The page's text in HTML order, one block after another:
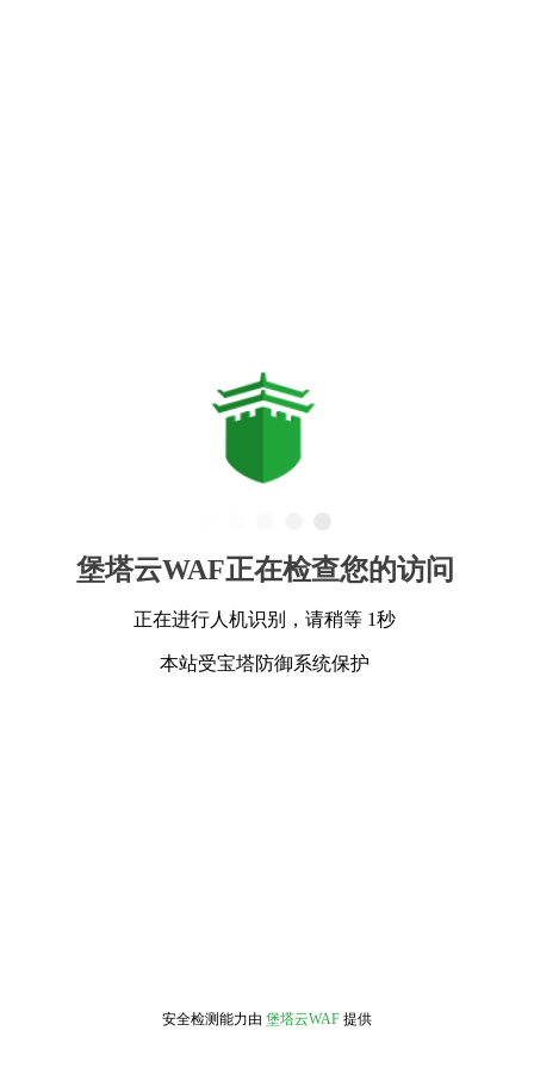
堡塔云WAF正在检查您的访问
正在进行人机识别，请稍等 1秒
本站受宝塔防御系统保护
安全检测能力由 堡塔云WAF 提供